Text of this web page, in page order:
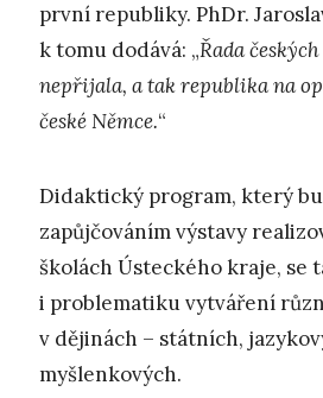
první republiky. PhDr.
k tomu dodává: „Řada
nepřijala, a tak republika na
české Němce.“
Didaktický program, který
zapůjčováním výstavy
školách Ústeckého kraje, se
i problematiku vytváření
v dějinách – státních,
myšlenkových.